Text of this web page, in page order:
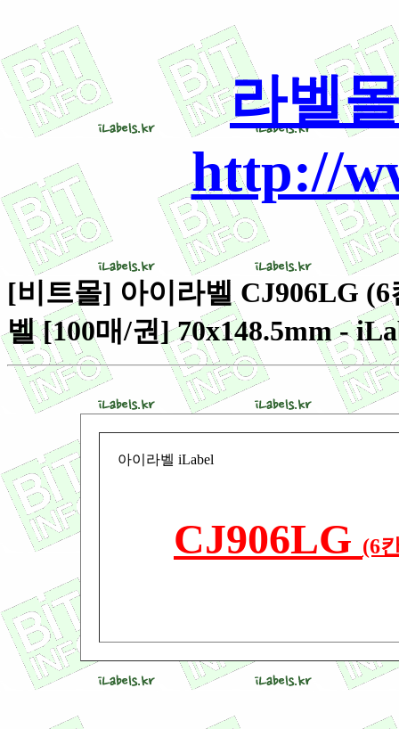
라벨
http://
[비트몰] 아이라벨 CJ906LG
벨 [100매/권] 70x148.5mm -
아이라벨 iLabel
CJ906LG (6